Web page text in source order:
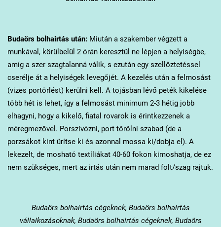
Budaörsbolhairtás után:Miután a szakember végzett a
munkával, körülbelül 2 órán keresztül ne lépjen a helyiségbe,
amíg a szer szagtalanná válik, s ezután egy szellőztetéssel
cserélje át a helyiségek levegőjét. A kezelés után a felmosást
(vizes portörlést) kerülni kell. A tojásban lévő peték kikelése
több hét is lehet, így a felmosást minimum 2-3 hétig jobb
elhagyni, hogy a kikelő, fiatal rovarok is érintkezzenek a
méregmezővel. Porszívózni, port törölni szabad (de a
porzsákot kint ürítse ki és azonnal mossa ki/dobja el). A
lekezelt, de mosható textíliákat 40-60 fokon kimoshatja, de ez
nem szükséges, mert az irtás után nem marad folt/szag rajtuk.
Budaörs bolhairtás cégeknek, Budaörs bolhairtás
vállalkozásoknak, Budaörs bolhairtás cégeknek, Budaörs